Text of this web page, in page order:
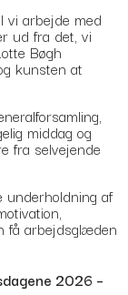
vi arbejde med
ud fra det, vi
Bøgh
kunsten at
middag og
fra selvejende
underholdning af
få arbejdsglæden
2026 –